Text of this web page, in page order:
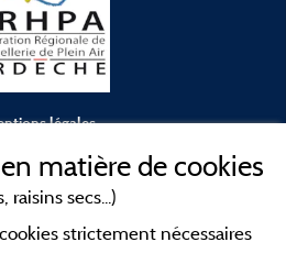
légales
Contact
matière de cookies
raisins secs...)
strictement nécessaires